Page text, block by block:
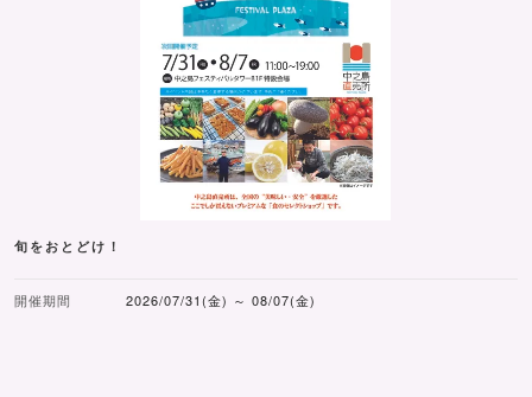
旬をおとどけ！
開催期間 2026/07/31(金) ～ 08/07(金)